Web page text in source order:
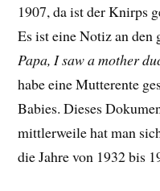
1907, da ist der Knirps
Es ist eine Notiz an
Papa, I saw a mother
habe eine Mutterente
Babies. Dieses
mittlerweile hat man
die Jahre von 1932 bis